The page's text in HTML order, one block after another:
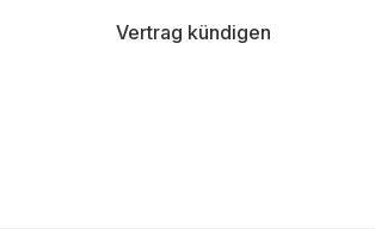
Vertrag kündigen